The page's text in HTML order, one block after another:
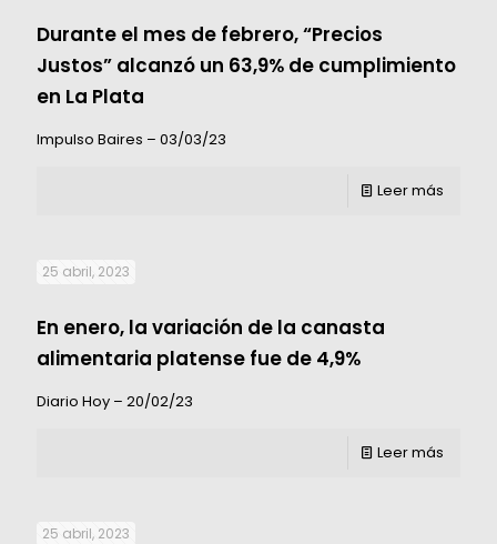
Durante el mes de febrero, “Precios
Justos” alcanzó un 63,9% de cumplimiento
en La Plata
Impulso Baires – 03/03/23
Leer más
25 abril, 2023
En enero, la variación de la canasta
alimentaria platense fue de 4,9%
Diario Hoy – 20/02/23
Leer más
25 abril, 2023